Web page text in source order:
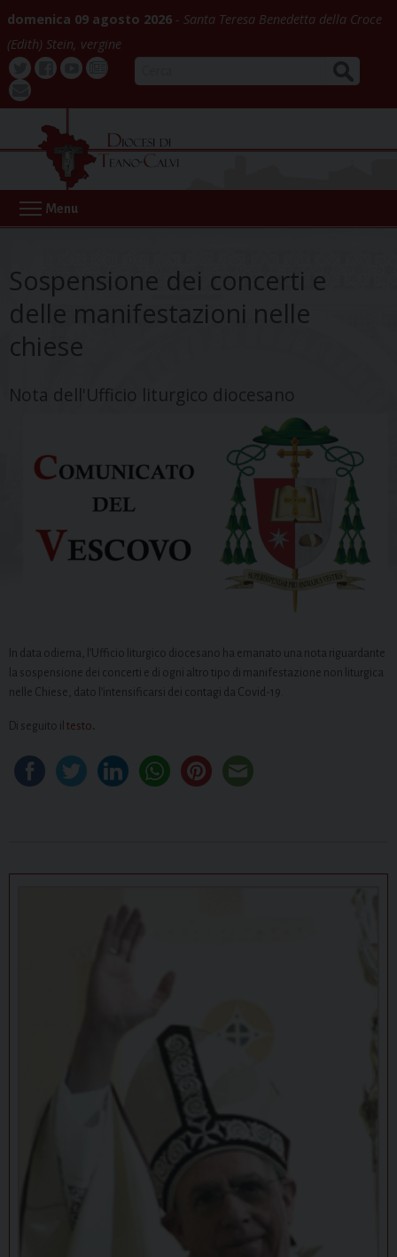
content
domenica 09 agosto 2026
Santa Teresa Benedetta della Croce
(Edith) Stein, vergine
Twitter
Buona
webmail
Menu
Sospensione dei concerti e
delle manifestazioni nelle
chiese
Nota dell'Ufficio liturgico diocesano
In data odierna, l’Ufficio liturgico diocesano ha emanato una nota riguardante
la sospensione dei concerti e di ogni altro tipo di manifestazione non liturgica
nelle Chiese, dato l’intensificarsi dei contagi da Covid-19.
Di seguito il testo.